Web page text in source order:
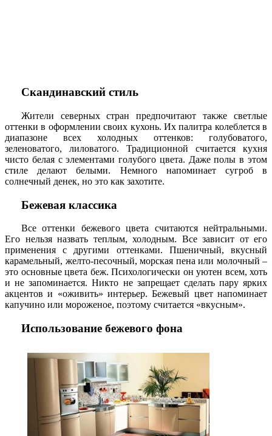
Скандинавский стиль
Жители северных стран предпочитают также светлые
оттенки в оформлении своих кухонь. Их палитра колеблется в
диапазоне всех холодных оттенков: голубоватого,
зеленоватого, лиловатого. Традиционной считается кухня
чисто белая с элементами голубого цвета. Даже полы в этом
стиле делают белыми. Немного напоминает сугроб в
солнечный денек, но это как захотите.
Бежевая классика
Все оттенки бежевого цвета считаются нейтральными.
Его нельзя назвать теплым, холодным. Все зависит от его
применения с другими оттенками. Пшеничный, вкусный
карамельный, желто-песочный, морская пена или молочный –
это основные цвета беж. Психологически он уютен всем, хоть
и не запоминается. Никто не запрещает сделать пару ярких
акцентов и «оживить» интерьер. Бежевый цвет напоминает
капучино или мороженое, поэтому считается «вкусным».
Использование бежевого фона